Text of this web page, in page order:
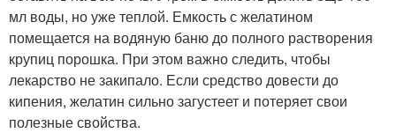
мл воды, но уже теплой. Емкость с желатином
помещается на водяную баню до полного растворения
крупиц порошка. При этом важно следить, чтобы
лекарство не закипало. Если средство довести до
кипения, желатин сильно загустеет и потеряет свои
полезные свойства.